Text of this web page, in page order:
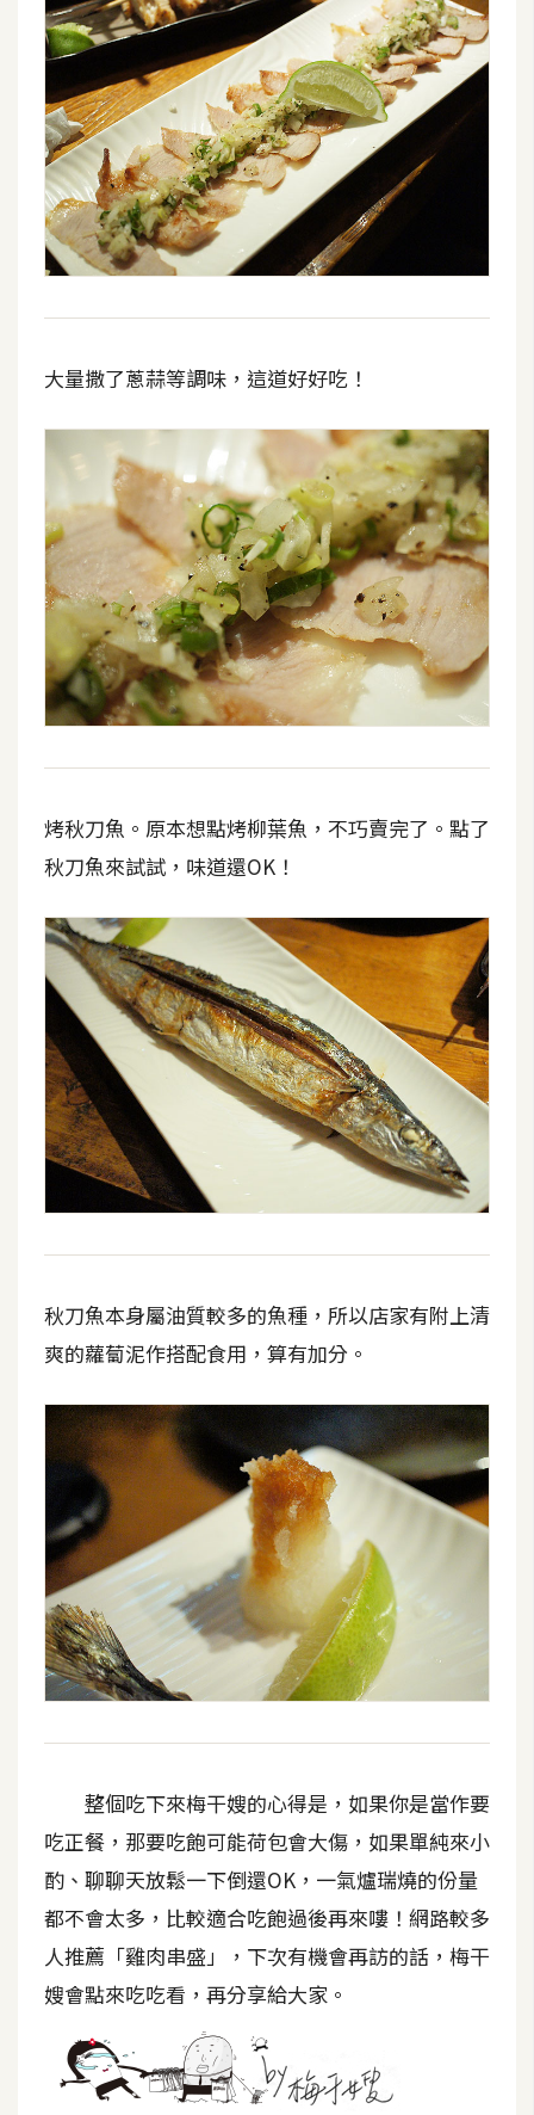
大量撒了蔥蒜等調味，這道好好吃！
烤秋刀魚。原本想點烤柳葉魚，不巧賣完了。點了
秋刀魚來試試，味道還OK！
秋刀魚本身屬油質較多的魚種，所以店家有附上清
爽的蘿蔔泥作搭配食用，算有加分。
整個吃下來梅干嫂的心得是，如果你是當作要
吃正餐，那要吃飽可能荷包會大傷，如果單純來小
酌、聊聊天放鬆一下倒還OK，一氣爐瑞燒的份量
都不會太多，比較適合吃飽過後再來嘍！網路較多
人推薦「雞肉串盛」，下次有機會再訪的話，梅干
嫂會點來吃吃看，再分享給大家。